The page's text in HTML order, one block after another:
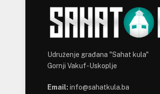
Udruženje građana "Sahat kula"
Gornji Vakuf-Uskoplje
Email: info@sahatkula.ba